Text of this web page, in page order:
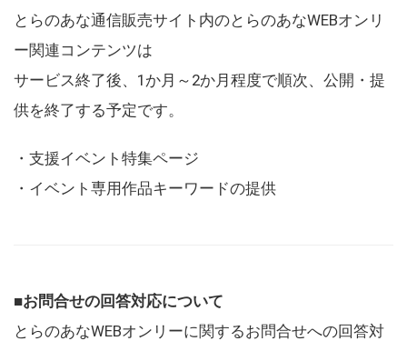
とらのあな通信販売サイト内のとらのあなWEBオンリ
ー関連コンテンツは
サービス終了後、1か月～2か月程度で順次、公開・提
供を終了する予定です。
・支援イベント特集ページ
・イベント専用作品キーワードの提供
■お問合せの回答対応について
とらのあなWEBオンリーに関するお問合せへの回答対